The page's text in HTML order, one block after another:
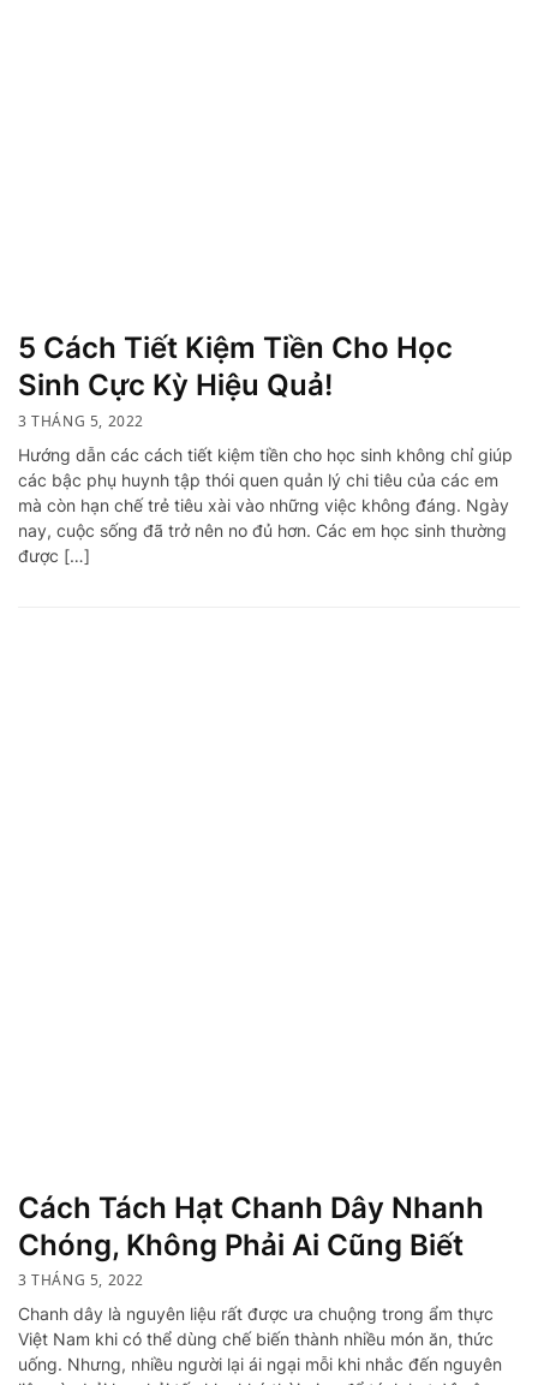
5 Cách Tiết Kiệm Tiền Cho Học
Sinh Cực Kỳ Hiệu Quả!
3 THÁNG 5, 2022
Hướng dẫn các cách tiết kiệm tiền cho học sinh không chỉ giúp
các bậc phụ huynh tập thói quen quản lý chi tiêu của các em
mà còn hạn chế trẻ tiêu xài vào những việc không đáng. Ngày
nay, cuộc sống đã trở nên no đủ hơn. Các em học sinh thường
được […]
Cách Tách Hạt Chanh Dây Nhanh
Chóng, Không Phải Ai Cũng Biết
3 THÁNG 5, 2022
Chanh dây là nguyên liệu rất được ưa chuộng trong ẩm thực
Việt Nam khi có thể dùng chế biến thành nhiều món ăn, thức
uống. Nhưng, nhiều người lại ái ngại mỗi khi nhắc đến nguyên